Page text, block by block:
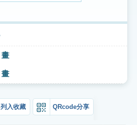
畫
畫
列入收藏 QRcode分享